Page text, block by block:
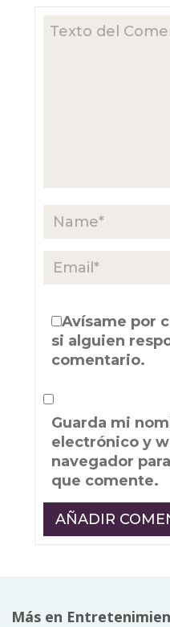
Avísame por
si alguien
comentario.
Guarda mi
electrónico y
navegador
que comente.
Más en